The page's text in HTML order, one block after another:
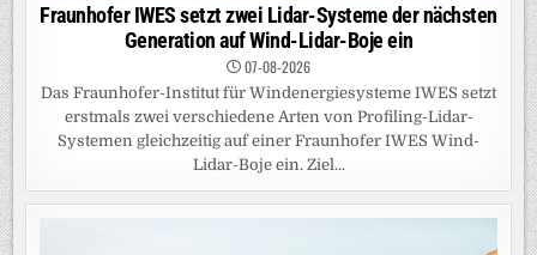
Fraunhofer IWES setzt zwei Lidar-Systeme der nächsten
Generation auf Wind-Lidar-Boje ein
07-08-2026
Das Fraunhofer-Institut für Windenergiesysteme IWES setzt
erstmals zwei verschiedene Arten von Profiling-Lidar-
Systemen gleichzeitig auf einer Fraunhofer IWES Wind-
Lidar-Boje ein. Ziel...